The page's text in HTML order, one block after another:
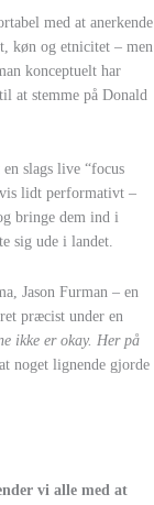
med at anerkende
køn og etnicitet – men
konceptuelt har
at stemme på Donald
slags live “focus
lidt performativt –
bringe dem ind i
sig ude i landet.
Jason Furman – en
præcist under en
ikke er okay. Her på
noget lignende gjorde
vi alle med at